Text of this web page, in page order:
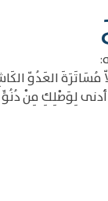
مُسَاتَرَةَ العَدُوّ
لِوَصْلِكِ مِنْ